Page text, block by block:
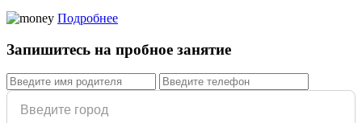
Подробнее
Запишитесь на пробное занятие